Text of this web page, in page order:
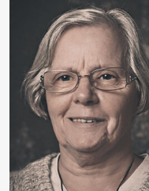
fæðingarári…